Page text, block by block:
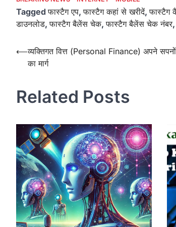
Taggedफास्टैग एप,फास्टैग कहां से खरीदें,फास्टैग
डाउनलोड,फास्टैग बैलेंस चेक,फास्टैग बैलेंस चेक नंबर
Post
navigation
⟵व्यक्तिगत वित्त (Personal Finance) अपने
का मार्ग
Related Posts